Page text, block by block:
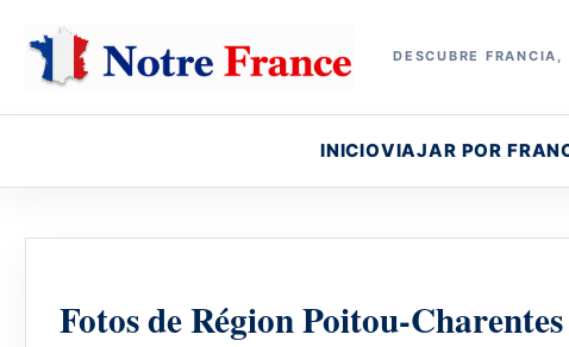
DESCUBRE
INICIOVIAJAR POR
Fotos de Région Poitou-Charentes